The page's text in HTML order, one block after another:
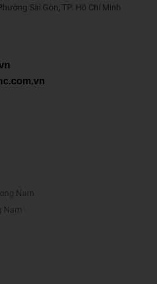
Sài Gòn, TP. Hồ Chí Minh
Nam
Nam